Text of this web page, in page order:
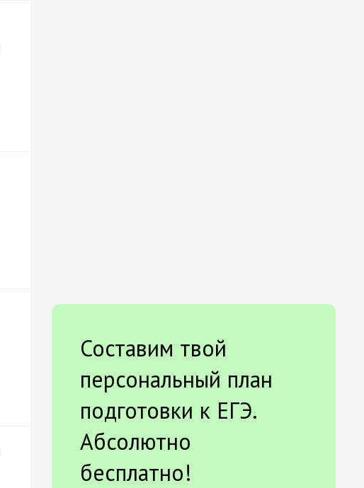
Составим твой
персональный план
подготовки к ЕГЭ.
Абсолютно
бесплатно!